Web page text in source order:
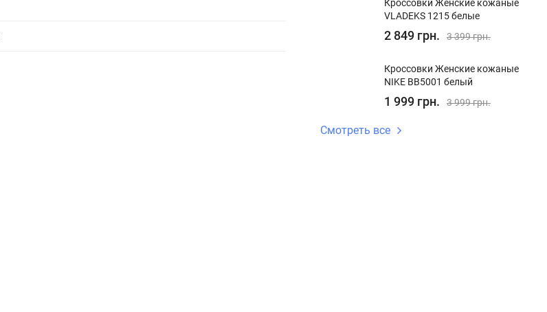
Кроссовки Женские кожаные
VLADEKS 1215 белые
2 849 грн. 3 399 грн.
Кроссовки Женские кожаные
NIKE BB5001 белый
1 999 грн. 3 999 грн.
Смотреть все